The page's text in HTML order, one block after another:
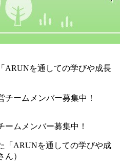
ARUNを通しての学びや成長
ームメンバー募集中！